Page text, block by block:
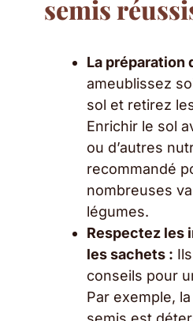
semis
La préparation
ameublissez
sol et retirez
Enrichir le sol
ou d’autres
recommandé
nombreuses
légumes.
Respectez les
les sachets :
conseils pour
Par exemple,